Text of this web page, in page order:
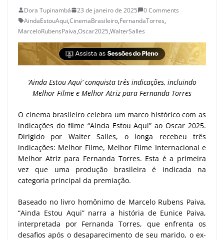
Dora Tupinambá 23 de janeiro de 2025
0 Comments
AindaEstouAqui,CinemaBrasileiro,FernandaTorres,
MarceloRubensPaiva,Oscar2025,WalterSalles
‘Ainda Estou Aqui’ conquista três indicações, incluindo
Melhor Filme e Melhor Atriz para Fernanda Torres
O cinema brasileiro celebra um marco histórico com as
indicações do filme “Ainda Estou Aqui” ao Oscar 2025.
Dirigido por Walter Salles, o longa recebeu três
indicações: Melhor Filme, Melhor Filme Internacional e
Melhor Atriz para Fernanda Torres. Esta é a primeira
vez que uma produção brasileira é indicada na
categoria principal da premiação.
Baseado no livro homônimo de Marcelo Rubens Paiva,
“Ainda Estou Aqui” narra a história de Eunice Paiva,
interpretada por Fernanda Torres, que enfrenta os
desafios após o desaparecimento de seu marido, o ex-